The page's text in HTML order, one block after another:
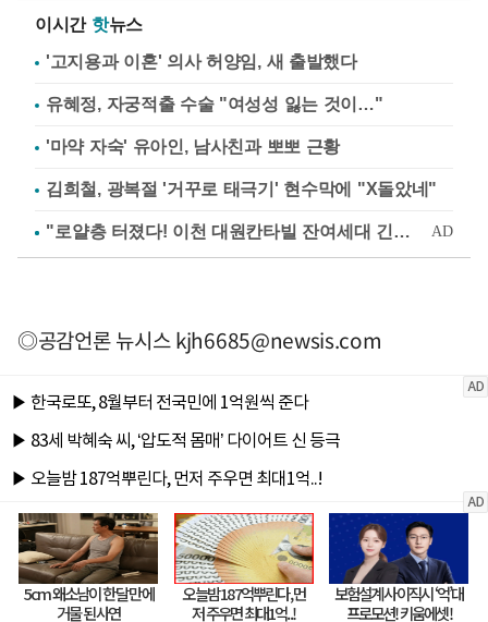
이시간 핫뉴스
'고지용과 이혼' 의사 허양임, 새 출발했다
유혜정, 자궁적출 수술 "여성성 잃는 것이…"
'마약 자숙' 유아인, 남사친과 뽀뽀 근황
김희철, 광복절 '거꾸로 태극기' 현수막에 "X돌았네"
◎공감언론 뉴시스kjh6685@newsis.com